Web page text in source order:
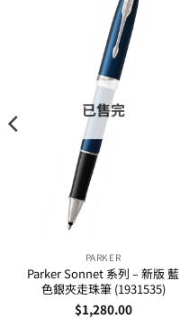
已售完
PARKER
Parker Sonnet 系列 – 新版 藍
色銀夾走珠筆 (1931535)
$1,280.00